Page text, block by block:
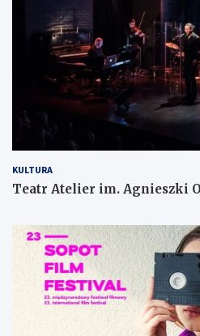
KULTURA
Teatr Atelier im. Agnieszki